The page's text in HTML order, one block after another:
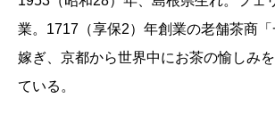
役に立つこともたくさん書かれてい
茶をおいしく淹れるコツ。日本茶はも
み物なのに、なかなか上手に淹れられ
業。1717（享保2）年創業の老舗茶商
嫁ぎ、京都から世界中にお茶の愉しみ
ている。